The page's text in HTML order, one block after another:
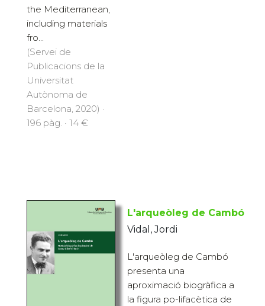
the Mediterranean,
including materials
fro...
(Servei de
Publicacions de la
Universitat
Autònoma de
Barcelona, 2020) ·
196 pàg. · 14 €
L'arqueòleg de Cambó
Vidal, Jordi
L'arqueòleg de Cambó
presenta una
aproximació biogràfica a
la figura po-lifacètica de